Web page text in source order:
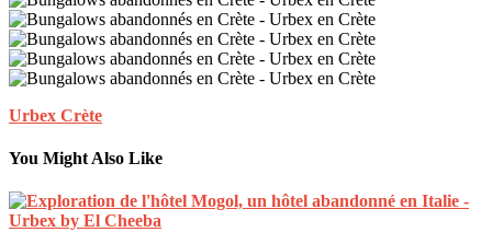
Urbex Crète
You Might Also Like